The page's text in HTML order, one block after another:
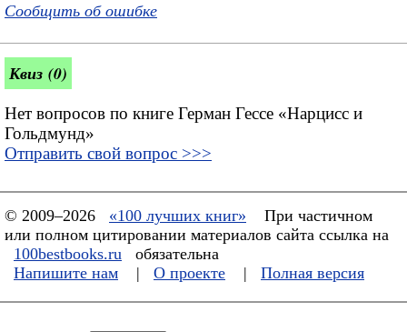
Сообщить об ошибке
Квиз (0)
Нет вопросов по книге Герман Гессе «Нарцисс и
Гольдмунд»
Отправить свой вопрос >>>
© 2009–2026 «100 лучших книг»
При частичном
или полном цитировании материалов сайта ссылка на
100bestbooks.ru
обязательна
Напишите нам
| О проекте | Полная версия